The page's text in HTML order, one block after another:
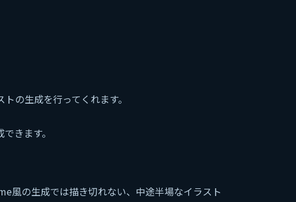
の生成を行ってくれます。
きます。
風の生成では描き切れない、中途半場なイラスト